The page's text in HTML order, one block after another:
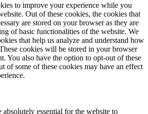
to improve your experience while you
Out of these cookies, the cookies that
are stored on your browser as they are
of basic functionalities of the website. We
that help us analyze and understand how
cookies will be stored in your browser
You also have the option to opt-out of these
of some of these cookies may have an effect
absolutely essential for the website to